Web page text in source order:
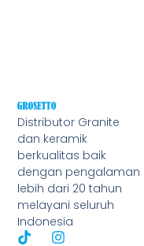
Distributor Granite
dan keramik
berkualitas baik
dengan pengalaman
lebih dari 20 tahun
melayani seluruh
Indonesia